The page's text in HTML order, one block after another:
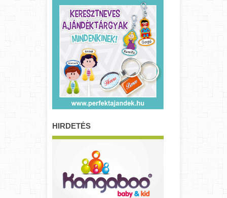
HIRDETÉS